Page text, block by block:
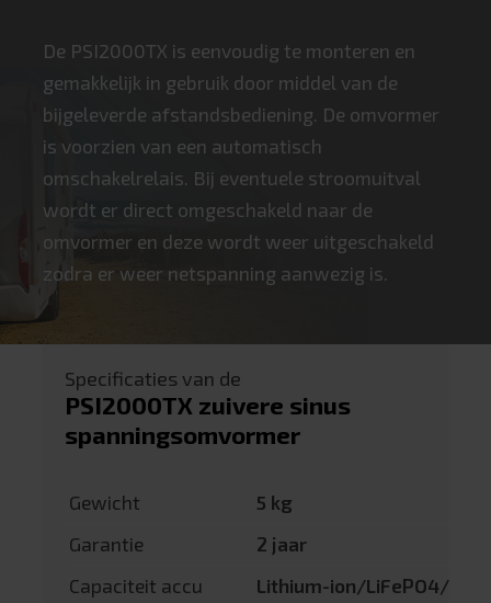
De PSI2000TX is eenvoudig te monteren en
gemakkelijk in gebruik door middel van de
bijgeleverde afstandsbediening. De omvormer
is voorzien van een automatisch
omschakelrelais. Bij eventuele stroomuitval
wordt er direct omgeschakeld naar de
omvormer en deze wordt weer uitgeschakeld
zodra er weer netspanning aanwezig is.
Specificaties van de
PSI2000TX zuivere sinus
spanningsomvormer
Gewicht
5 kg
Garantie
2 jaar
Capaciteit accu
Lithium-ion/LiFePO4/